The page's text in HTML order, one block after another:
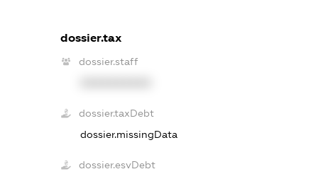
dossier.tax
dossier.staff
dossier.taxDebt
dossier.missingData
dossier.esvDebt